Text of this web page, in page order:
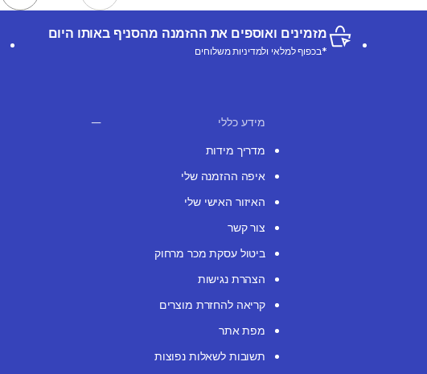
מזמינים ואוספים את ההזמנה מהסניף באותו היום
*בכפוף למלאי ולמדיניות משלוחים
מידע כללי
מדריך מידות
איפה ההזמנה שלי
האיזור האישי שלי
צור קשר
ביטול עסקת מכר מרחוק
הצהרת נגישות
קריאה להחזרת מוצרים
מפת אתר
תשובות לשאלות נפוצות